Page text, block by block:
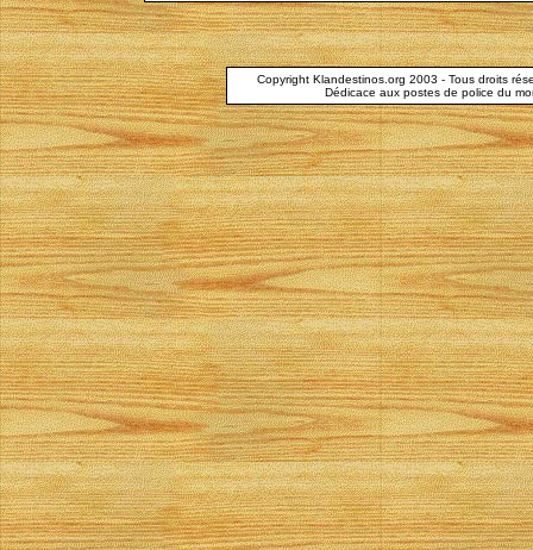
Copyright Klandestinos.org 2003 - Tous droits
Dédicace aux postes de police du